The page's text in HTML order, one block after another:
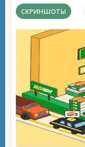
СКРИНШОТЫ